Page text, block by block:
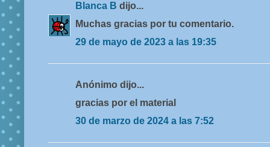
Blanca B dijo...
Muchas gracias por tu comentario.
29 de mayo de 2023 a las 19:35
Anónimo dijo...
gracias por el material
30 de marzo de 2024 a las 7:52